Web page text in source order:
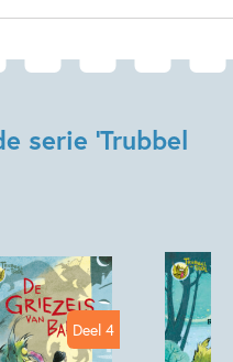
Actie & avontuur
Humor
serie 'Trubbel
Deel 4